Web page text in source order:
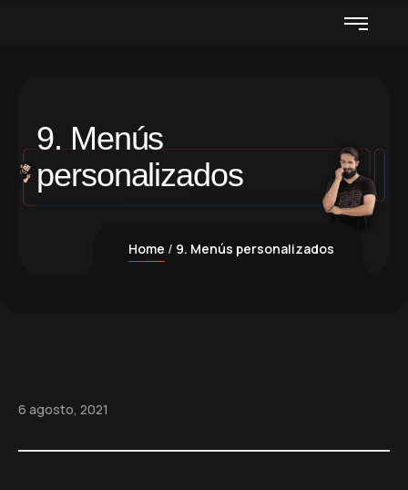
9. Menús
personalizados
Home 9. Menús personalizados
6 agosto, 2021